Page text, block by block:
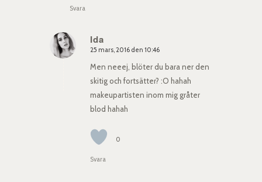
Svara
Ida
says:
25 mars, 2016 den 10:46
Men neeej, blöter du bara ner den
skitig och fortsätter? :O hahah
makeupartisten inom mig gråter
blod hahah
0
Svara